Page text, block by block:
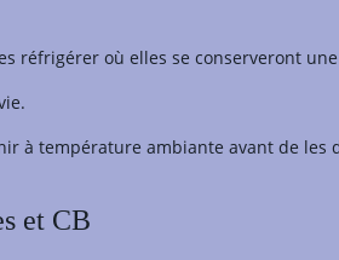
réfrigérer où elles se conserveront
à température ambiante avant de les
et CB